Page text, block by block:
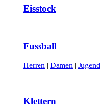
Eisstock
Fussball
Herren | Damen | Jugend
Klettern